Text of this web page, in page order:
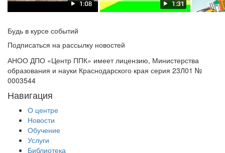
Будь в курсе событий
Подписаться на рассылку новостей
АНОО ДПО «Центр ППК» имеет лицензию, Министерства
образования и науки Краснодарского края серия 23Л01 №
0003544
Навигация
О центре
Новости
Обучение
Услуги
Библиотека